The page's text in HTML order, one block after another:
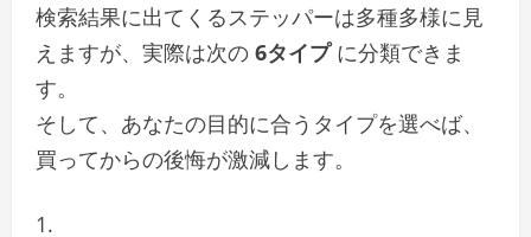
検索結果に出てくるステッパーは多種多様に見
えますが、実際は次の 6タイプに分類できま
す。
そして、あなたの目的に合うタイプを選べば、
買ってからの後悔が激減します。